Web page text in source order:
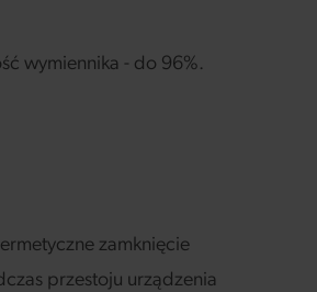
wymiennika - do 96%.
zamknięcie
przestoju urządzenia